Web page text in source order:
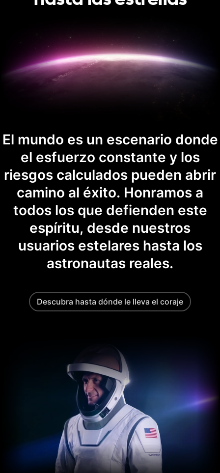
El mundo es un escenario donde
el esfuerzo constante y los
riesgos calculados pueden abrir
camino al éxito. Honramos a
todos los que defienden este
espíritu, desde nuestros
usuarios estelares hasta los
astronautas reales.
Descubra hasta dónde le lleva el coraje